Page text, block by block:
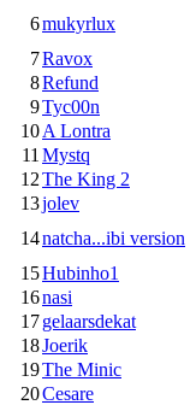
6mukyrlux
7Ravox
8Refund
9Tyc00n
10A Lontra
11 Mystq
12The King 2
13jolev
14natcha...ibi version
15Hubinho1
16nasi
17gelaarsdekat
18Joerik
19The Minic
20Cesare